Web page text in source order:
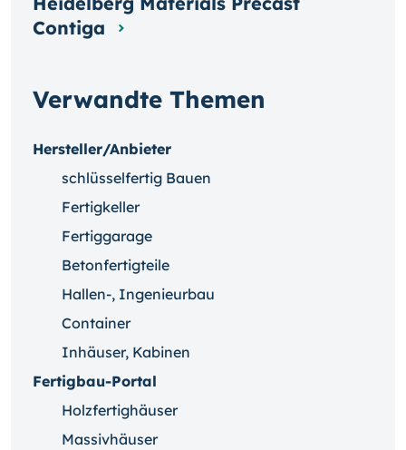
Verwandte Themen
Hersteller/Anbieter
schlüsselfertig Bauen
Fertigkeller
Fertiggarage
Betonfertigteile
Hallen-, Ingenieurbau
Container
Inhäuser, Kabinen
Fertigbau-Portal
Holzfertighäuser
Massivhäuser
Contiga